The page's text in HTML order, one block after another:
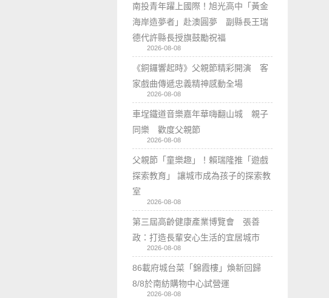
南投青年躍上國際！旭光高中「黃金
海岸造夢者」赴澳圓夢 副縣長王瑞
德代許縣長授旗鼓勵祝福
2026-08-08
《銅鑼響起時》父親節精彩開演 客
家戲曲傳遞忠義精神感動全場
2026-08-08
車埕鐵道音樂嘉年華嗨翻山城 親子
同樂 歡度父親節
2026-08-08
父親節「童樂趣」！賴瑞隆推「遊戲
探索教育」 讓城市成為孩子的探索教
室
2026-08-08
第三屆高齡健康產業博覽會 張善
政：打造長輩安心生活的宜居城市
2026-08-08
86載府城台菜「錦霞樓」煥新回歸
8/8於南紡購物中心試營運
2026-08-08